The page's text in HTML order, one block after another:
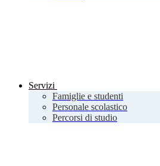
Servizi
Famiglie e studenti
Personale scolastico
Percorsi di studio